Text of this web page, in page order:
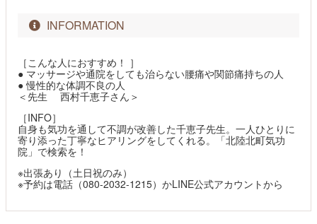
INFORMATION
［こんな人におすすめ！ ］
● マッサージや通院をしても治らない腰痛や関節痛持ちの人
● 慢性的な体調不良の人
＜先生 西村千恵子さん＞
［INFO］
自身も気功を通して不調が改善した千恵子先生。一人ひとりに
寄り添った丁寧なヒアリングをしてくれる。「北陸北町気功
院」で検索を！
※出張あり（土日祝のみ）
※予約は電話（080-2032-1215）かLINE公式アカウントから